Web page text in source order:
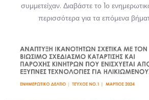
συμμετείχαν. Διαβάστε το 1ο
περισσότερα για τα επόμενα